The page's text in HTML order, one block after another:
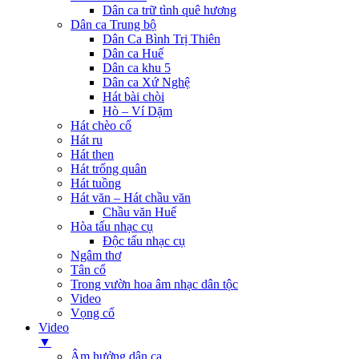
Dân ca trữ tình quê hương
Dân ca Trung bộ
Dân Ca Bình Trị Thiên
Dân ca Huế
Dân ca khu 5
Dân ca Xứ Nghệ
Hát bài chòi
Hò – Ví Dặm
Hát chèo cổ
Hát ru
Hát then
Hát trống quân
Hát tuồng
Hát văn – Hát chầu văn
Chầu văn Huế
Hòa tấu nhạc cụ
Độc tấu nhạc cụ
Ngâm thơ
Tân cổ
Trong vườn hoa âm nhạc dân tộc
Video
Vọng cổ
Video
▼
Âm hưởng dân ca